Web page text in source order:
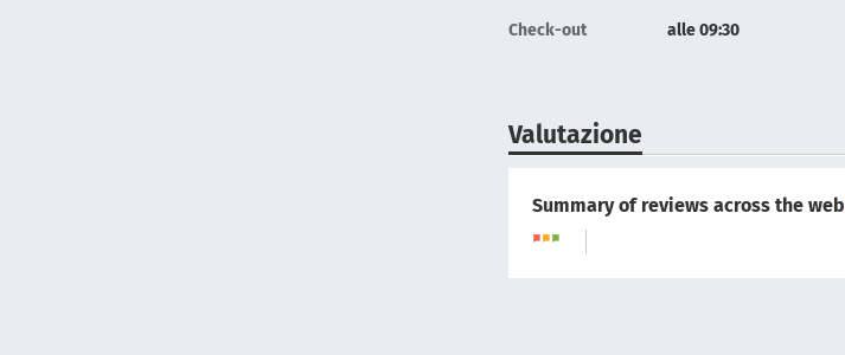
Check-out alle 09:30
Valutazione
Summary of reviews across the web